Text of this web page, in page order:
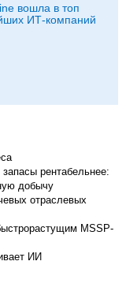
вошла в топ
ИТ-компаний
рентабельнее:
добычу
отраслевых
MSSP-
ИИ